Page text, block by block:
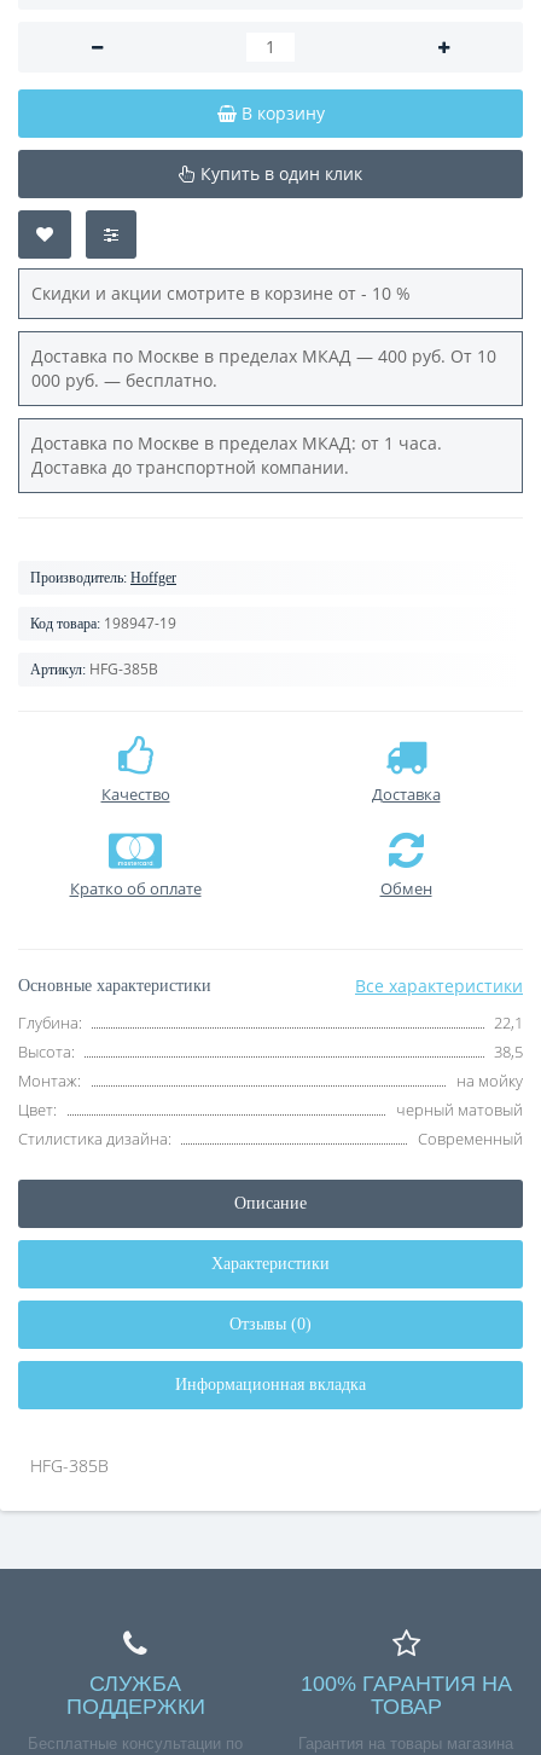
В корзину
Купить в один клик
Скидки и акции смотрите в корзине от - 10 %
Доставка по Москве в пределах МКАД — 400 руб. От 10
000 руб. — бесплатно.
Доставка по Москве в пределах МКАД: от 1 часа.
Доставка до транспортной компании.
Производитель: Hoffger
Код товара: 198947-19
Артикул: HFG-385B
Качество Доставка
Кратко об оплате Обмен
Основные характеристики Все характеристики
Глубина:
22,1
Высота:
38,5
Монтаж:
на мойку
Цвет:
черный матовый
Стилистика дизайна:
Современный
Описание
Характеристики
Отзывы (0)
Информационная вкладка
HFG-385B
СЛУЖБА
ПОДДЕРЖКИ
Бесплатные консультации по
100% ГАРАНТИЯ НА
ТОВАР
Гарантия на товары магазина